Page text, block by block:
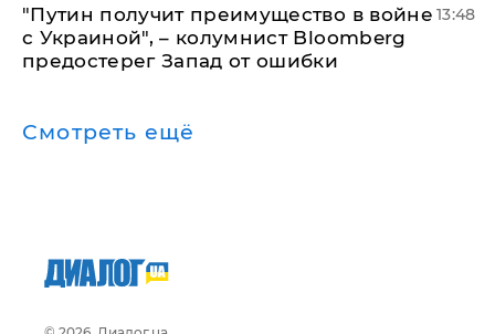
"Путин получит преимущество в войне
с Украиной", – колумнист Bloomberg
предостерег Запад от ошибки
13:48
Смотреть ещё